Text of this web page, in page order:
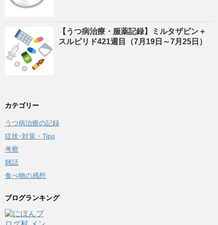
【うつ病治療・服薬記録】ミルタザピン＋
スルピリド421週目（7月19日～7月25日）
カテゴリー
うつ病治療の記録
症状･対策・Tips
考察
雑話
食べ物の感想
ブログランキング